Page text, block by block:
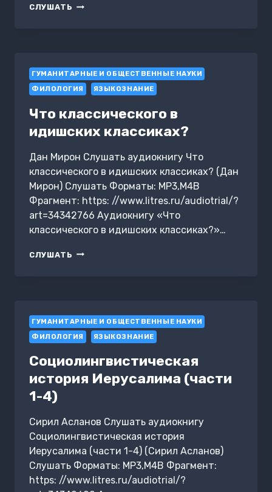
СЛУШАТЬ ЯЗЫКОЗНАНИЕ:
ГУМАНИТАРНЫЕ И ОБЩЕСТВЕННЫЕ НАУКИ
ФИЛОЛОГИЯ
ЯЗЫКОЗНАНИЕ
Что классического в
идишских классиках?
Дан Мирон Слушать аудиокнигу Что
классического в идишских классиках? (Дан
Мирон) Слушать Форматы: MP3,M4B
Фрагмент: https: //www.litres.ru/audiotrial/?
art=34342766 Аудиокнигу «Что
классического в идишских классиках?»…
СЛУШАТЬ ЧТО
ГУМАНИТАРНЫЕ И ОБЩЕСТВЕННЫЕ НАУКИ
ФИЛОЛОГИЯ
ЯЗЫКОЗНАНИЕ
Социолингвистическая
история Иерусалима (части
1-4)
Сирил Асланов Слушать аудиокнигу
Социолингвистическая история
Иерусалима (части 1-4) (Сирил Асланов)
Слушать Форматы: MP3,M4B Фрагмент:
https: //www.litres.ru/audiotrial/?